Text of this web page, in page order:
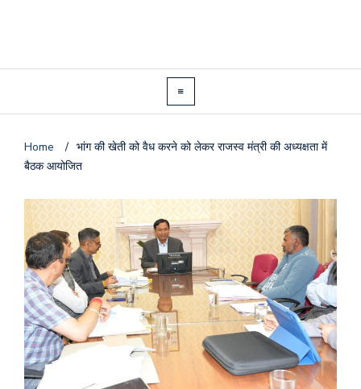
Home / भांग की खेती को वैध करने को लेकर राजस्व मंत्री की अध्यक्षता में
बैठक आयोजित